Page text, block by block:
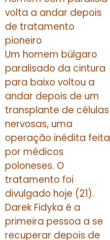
volta a andar depois
de tratamento
pioneiro
Um homem búlgaro
paralisado da cintura
para baixo voltou a
andar depois de um
transplante de células
nervosas, uma
operação inédita feita
por médicos
poloneses. O
tratamento foi
divulgado hoje (21).
Darek Fidyka é a
primeira pessoa a se
recuperar depois de